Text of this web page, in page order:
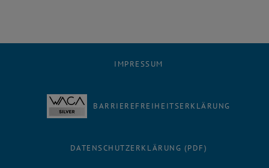
IMPRESSUM
BARRIEREFREIHEITSERKLÄRUNG
DATENSCHUTZERKLÄRUNG (PDF)